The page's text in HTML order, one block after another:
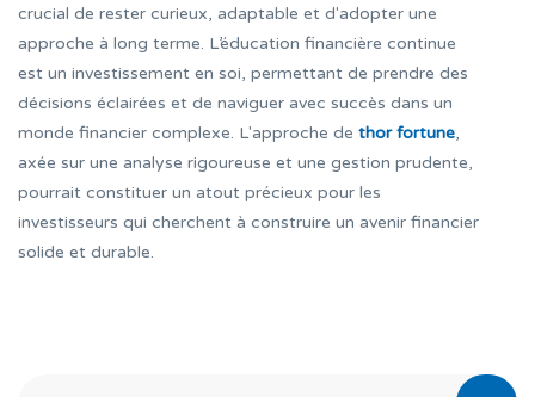
crucial de rester curieux, adaptable et d'adopter une
approche à long terme. L’éducation financière continue
est un investissement en soi, permettant de prendre des
décisions éclairées et de naviguer avec succès dans un
monde financier complexe. L'approche de thor fortune,
axée sur une analyse rigoureuse et une gestion prudente,
pourrait constituer un atout précieux pour les
investisseurs qui cherchent à construire un avenir financier
solide et durable.